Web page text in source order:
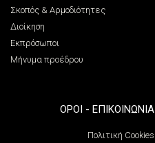
Σκοπός & Αρμοδιότητες
Διοίκηση
Εκπρόσωποι
Μήνυμα προέδρου
ΌΡΟΙ - ΕΠΙΚΟΙΝΩΝΊΑ
Πολιτική Cookies